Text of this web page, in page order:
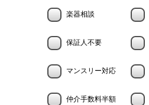
楽器相談
保証人不要
マンスリー対応
仲介手数料半額